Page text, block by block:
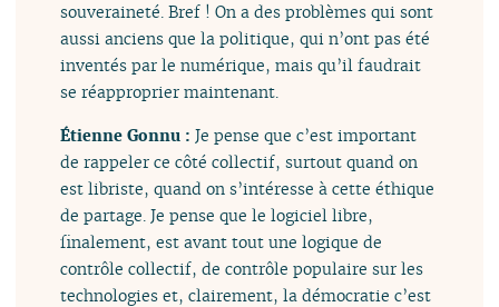
souveraineté. Bref ! On a des problèmes qui sont
aussi anciens que la politique, qui n’ont pas été
inventés par le numérique, mais qu’il faudrait
se réapproprier maintenant.
Étienne Gonnu :Je pense que c’est important
de rappeler ce côté collectif, surtout quand on
est libriste, quand on s’intéresse à cette éthique
de partage. Je pense que le logiciel libre,
finalement, est avant tout une logique de
contrôle collectif, de contrôle populaire sur les
technologies et, clairement, la démocratie c’est